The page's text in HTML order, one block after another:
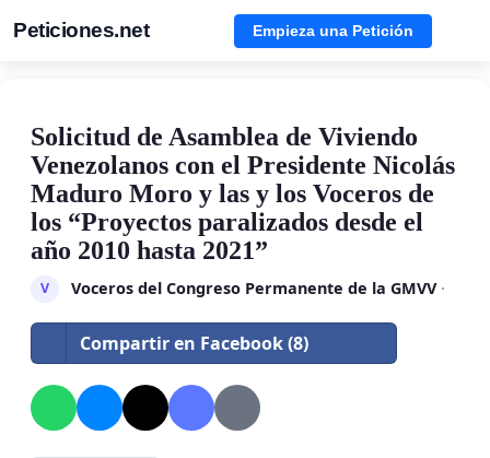
Peticiones.net Empieza una Petición
Solicitud de Asamblea de Viviendo
Venezolanos con el Presidente Nicolás
Maduro Moro y las y los Voceros de
los “Proyectos paralizados desde el
año 2010 hasta 2021”
V Voceros del Congreso Permanente de la GMVV·
Compartir en Facebook (8)